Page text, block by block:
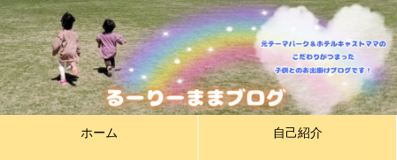
ホーム 自己紹介